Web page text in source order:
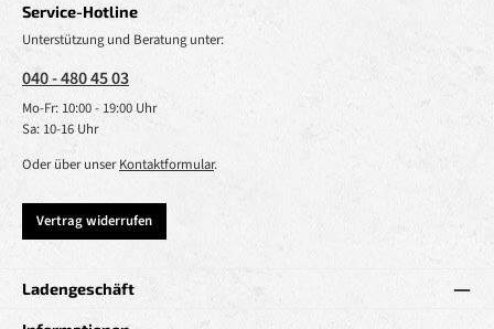
Service-Hotline
Unterstützung und Beratung unter:
040 - 480 45 03
Mo-Fr: 10:00 - 19:00 Uhr
Sa: 10-16 Uhr
Oder über unserKontaktformular.
Vertrag widerrufen
Ladengeschäft